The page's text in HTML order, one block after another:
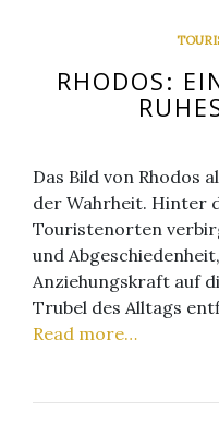
RHODOS:
Das Bild von Rhodos
der Wahrheit. Hinter
Touristenorten
und
Anziehungskraft auf
Trubel des Alltags
Read more…